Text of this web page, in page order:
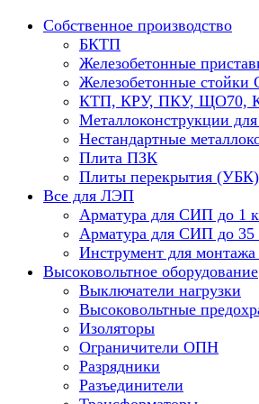
Собственное производство
БКТП
Железобетонные
Железобетонные стойки
КТП, КРУ, ПКУ, ЩО70,
Металлоконструкции
Нестандартные
Плита ПЗК
Плиты перекрытия (УБК)
Все для ЛЭП
Арматура для СИП до 1
Арматура для СИП до
Инструмент для
Высоковольтное оборудование
Выключатели нагрузки
Высоковольтные
Изоляторы
Ограничители ОПН
Разрядники
Разъединители